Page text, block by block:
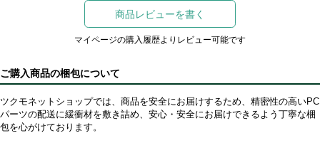
商品レビューを書く
マイページの購入履歴よりレビュー可能です
ご購入商品の梱包について
ツクモネットショップでは、商品を安全にお届けするため、精密性の高いPC
パーツの配送に緩衝材を敷き詰め、安心・安全にお届けできるよう丁寧な梱
包を心がけております。